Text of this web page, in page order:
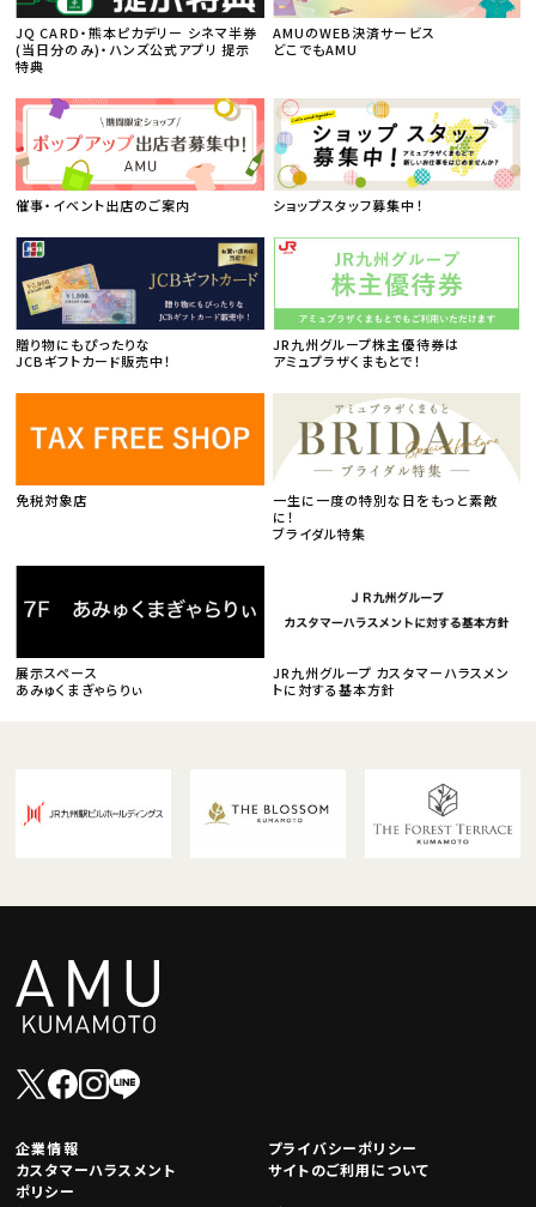
JQ CARD・熊本ピカデリー シネマ半券
(当日分のみ)・ハンズ公式アプリ 提示
特典
AMUのWEB決済サービス
どこでもAMU
催事・イベント出店のご案内 ショップスタッフ募集中！
贈り物にもぴったりな
JCBギフトカード販売中！
JR九州グループ株主優待券は
アミュプラザくまもとで！
免税対象店
一生に一度の特別な日をもっと素敵
に！
ブライダル特集
展示スペース
あみゅくまぎゃらりぃ
JR九州グループ カスタマーハラスメン
トに対する基本方針
企業情報
プライバシーポリシー
カスタマーハラスメント
ポリシー
サイトのご利用について